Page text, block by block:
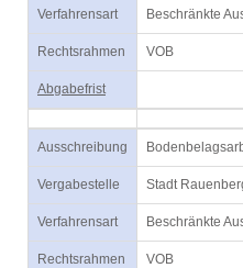
Verfahrensart Beschränkte
Rechtsrahmen VOB
Abgabefrist
Ausschreibung
Vergabestelle Stadt
Verfahrensart Beschränkte
Rechtsrahmen VOB